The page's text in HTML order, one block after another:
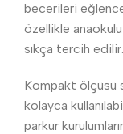
becerileri
özellikle
sıkça tercih edilir.
Kompakt ölçüsü
kolayca
parkur